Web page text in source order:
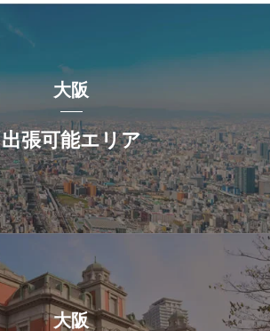
大阪
出張可能エリア
大阪